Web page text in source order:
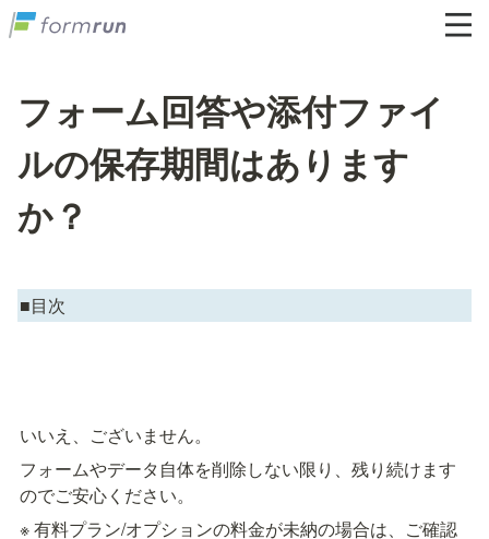
フォーム回答や添付ファイ
ルの保存期間はあります
か？
■目次
いいえ、ございません。
フォームやデータ自体を削除しない限り、残り続けます
のでご安心ください。
※ 有料プラン/オプションの料金が未納の場合は、ご確認